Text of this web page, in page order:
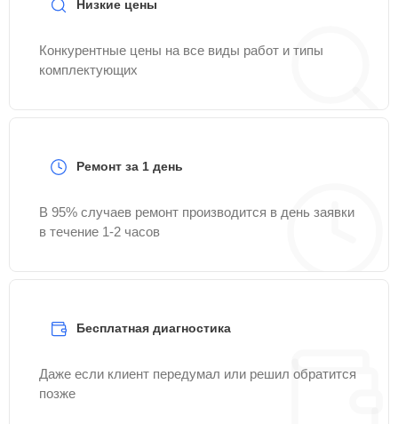
Низкие цены
Конкурентные цены на все виды работ и типы
комплектующих
Ремонт за 1 день
В 95% случаев ремонт производится в день заявки
в течение 1-2 часов
Бесплатная диагностика
Даже если клиент передумал или решил обратится
позже